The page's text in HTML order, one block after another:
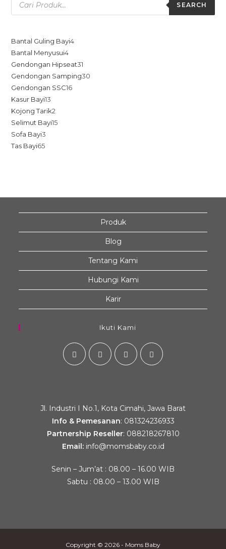
SEARCH
Bantal Guling Bayi4
Bantal Menyusui4
Gendongan Hipseat31
Gendongan Samping30
Gendongan SSC16
Kasur Bayi13
Kojong Tarik2
Selimut Bayi15
Sofa Bayi3
Tas Bayi65
Produk
Blog
Tentang Kami
Hubungi Kami
Karir
Ikuti Kami
Jl. Industri I No.1, Kota Cimahi, Jawa Barat
Info & Pemesanan: 081324236933
Partnership Reseller: 088218267810
Email: info@momsbaby.co.id
Senin – Jum’at : 08.00 – 16.00 WIB
Sabtu : 08.00 – 13.00 WIB
Copyright © 2026 - Moms Baby